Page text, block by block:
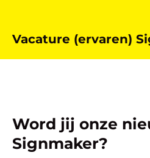
Vacature (ervaren)
Word jij onze
Signmaker?